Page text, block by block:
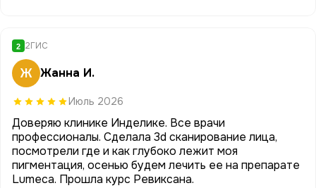
2 2ГИС
Ж Жанна И.
Июль 2026
Доверяю клинике Инделике. Все врачи
профессионалы. Сделала 3d сканирование лица,
посмотрели где и как глубоко лежит моя
пигментация, осенью будем лечить ее на препарате
Lumeca. Прошла курс Ревиксана.